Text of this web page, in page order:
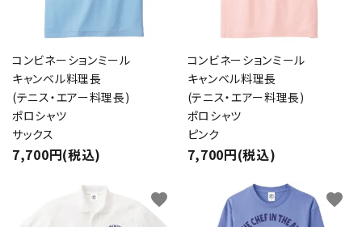
コンビネーションミール
キャンベル料理長
(テニス・エアー料理長)
ポロシャツ
サックス
7,700円(税込)
コンビネーションミール
キャンベル料理長
(テニス・エアー料理長)
ポロシャツ
ピンク
7,700円(税込)
favorite favorite